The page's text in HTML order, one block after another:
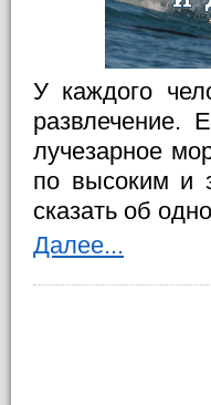
У каждого
развлечение.
лучезарное
по высоким и
сказать об
Далее...